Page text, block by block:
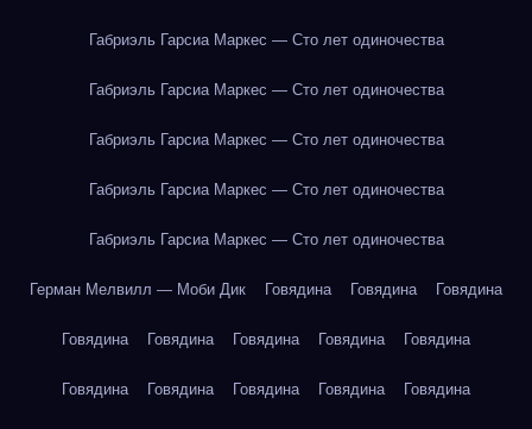
Габриэль Гарсиа Маркес — Сто лет одиночества
Габриэль Гарсиа Маркес — Сто лет одиночества
Габриэль Гарсиа Маркес — Сто лет одиночества
Габриэль Гарсиа Маркес — Сто лет одиночества
Габриэль Гарсиа Маркес — Сто лет одиночества
Герман Мелвилл — Моби Дик Говядина Говядина Говядина
Говядина Говядина Говядина Говядина Говядина
Говядина Говядина Говядина Говядина Говядина